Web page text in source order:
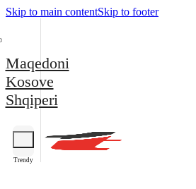
Skip to main contentSkip to footer
Maqedoni
Kosove
Shqiperi
Trendy